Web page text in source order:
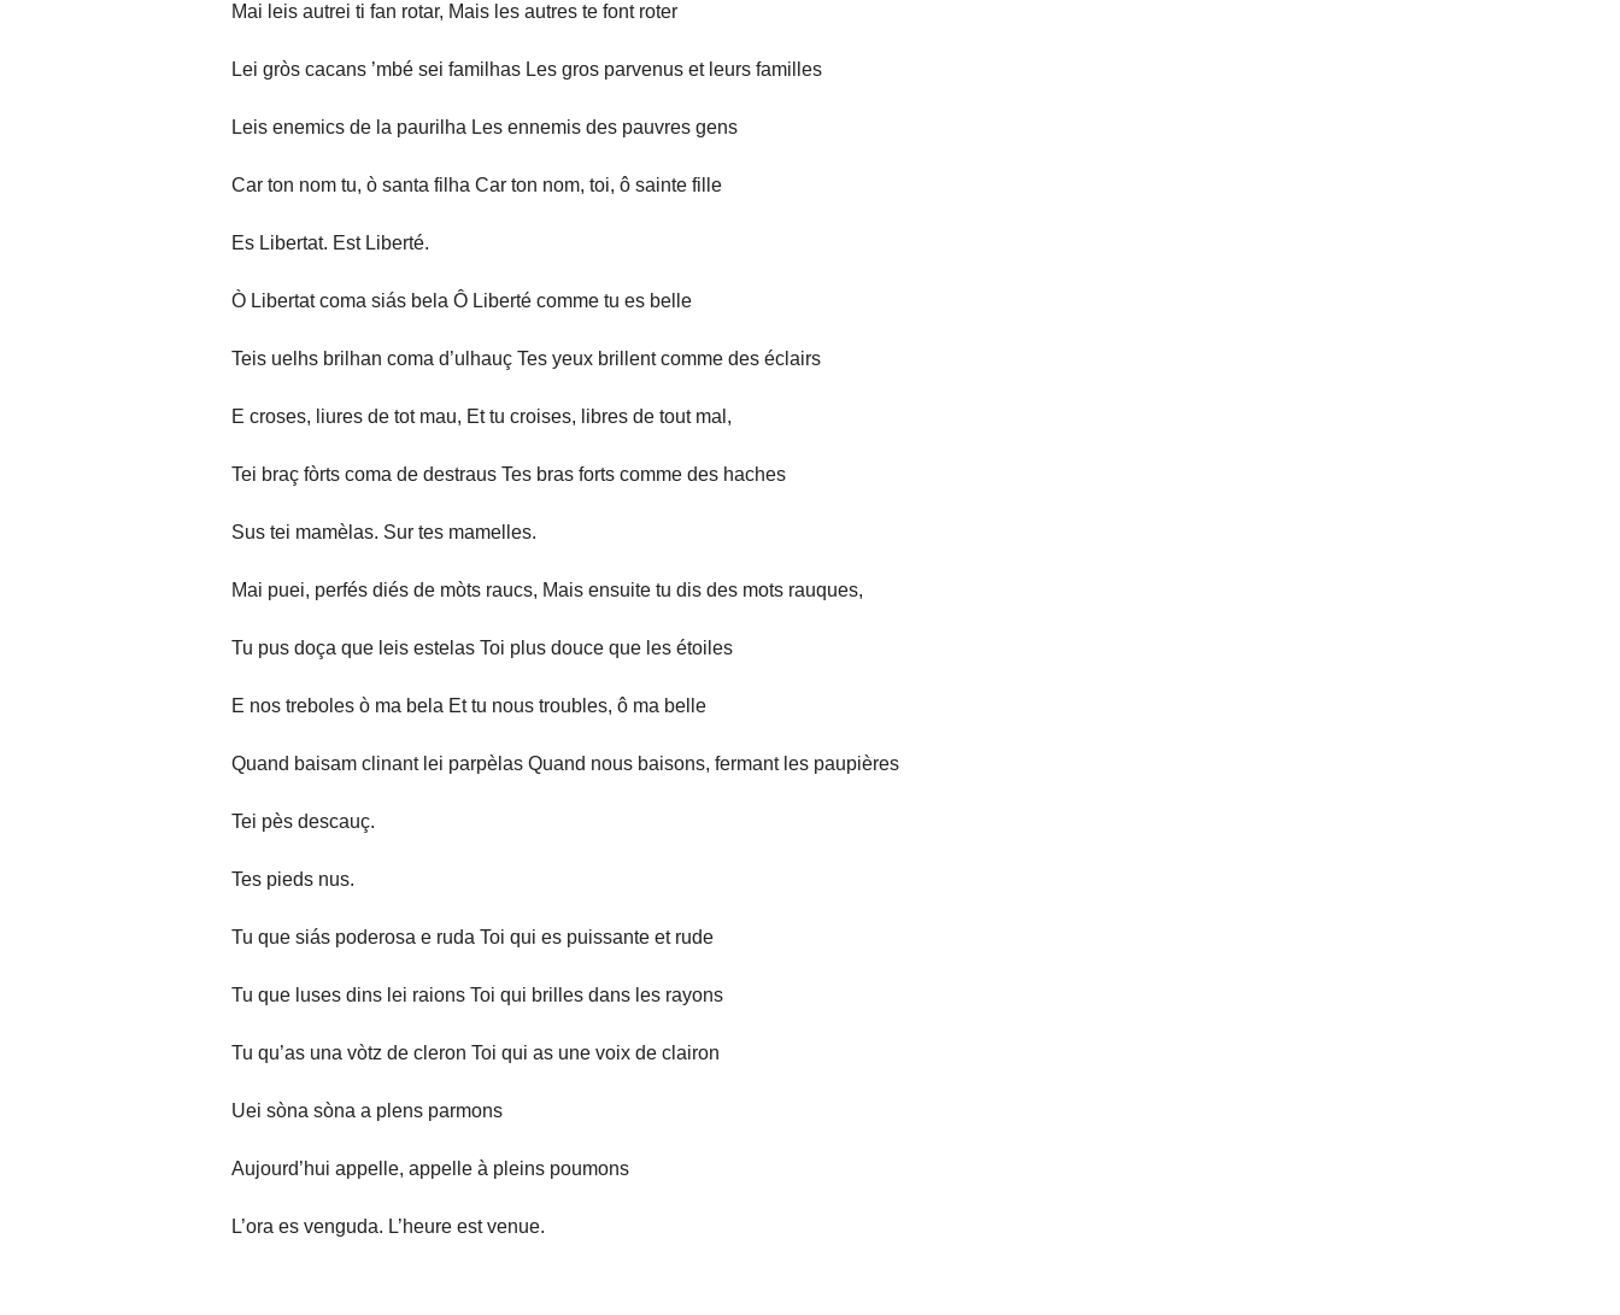
Mai leis autrei ti fan rotar, Mais les autres te font roter
Lei gròs cacans ’mbé sei familhas Les gros parvenus et leurs familles
Leis enemics de la paurilha Les ennemis des pauvres gens
Car ton nom tu, ò santa filha Car ton nom, toi, ô sainte fille
Es Libertat. Est Liberté.
Ò Libertat coma siás bela Ô Liberté comme tu es belle
Teis uelhs brilhan coma d’ulhauç Tes yeux brillent comme des éclairs
E croses, liures de tot mau, Et tu croises, libres de tout mal,
Tei braç fòrts coma de destraus Tes bras forts comme des haches
Sus tei mamèlas. Sur tes mamelles.
Mai puei, perfés diés de mòts raucs, Mais ensuite tu dis des mots rauques,
Tu pus doça que leis estelas Toi plus douce que les étoiles
E nos treboles ò ma bela Et tu nous troubles, ô ma belle
Quand baisam clinant lei parpèlas Quand nous baisons, fermant les paupières
Tei pès descauç.
Tes pieds nus.
Tu que siás poderosa e ruda Toi qui es puissante et rude
Tu que luses dins lei raions Toi qui brilles dans les rayons
Tu qu’as una vòtz de cleron Toi qui as une voix de clairon
Uei sòna sòna a plens parmons
Aujourd’hui appelle, appelle à pleins poumons
L’ora es venguda. L’heure est venue.